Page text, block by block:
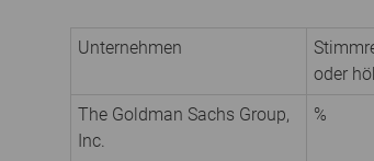
Unternehmen
oder
The Goldman Sachs Group,
Inc.
%